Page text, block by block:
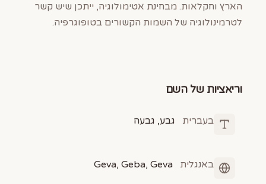
הארץ וחקלאות. מבחינת אטימולוגיה, ייתכן שיש קשר
לטרמינולוגיה של השמות הקשורים בטופוגרפיה.
וריאציות של השם
בעברית גבע, גבעה
באנגלית Geva, Geba, Geva